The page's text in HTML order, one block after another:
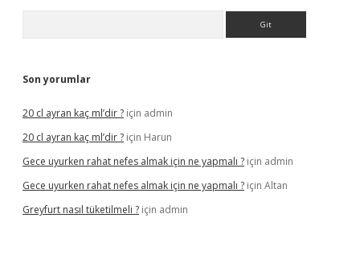
Son yorumlar
20 cl ayran kaç ml’dir ? için admin
20 cl ayran kaç ml’dir ? için Harun
Gece uyurken rahat nefes almak için ne yapmalı ? için admin
Gece uyurken rahat nefes almak için ne yapmalı ? için Altan
Greyfurt nasıl tüketilmeli ? için admin